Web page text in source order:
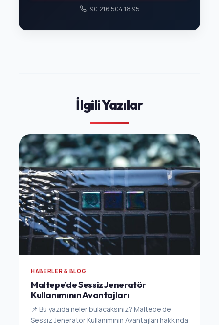
+90 216 504 18 95
İlgili Yazılar
HABERLER & BLOG
Maltepe’de Sessiz Jeneratör
Kullanımının Avantajları
📌 Bu yazıda neler bulacaksınız? Maltepe’de
Sessiz Jeneratör Kullanımının Avantajları hakkında